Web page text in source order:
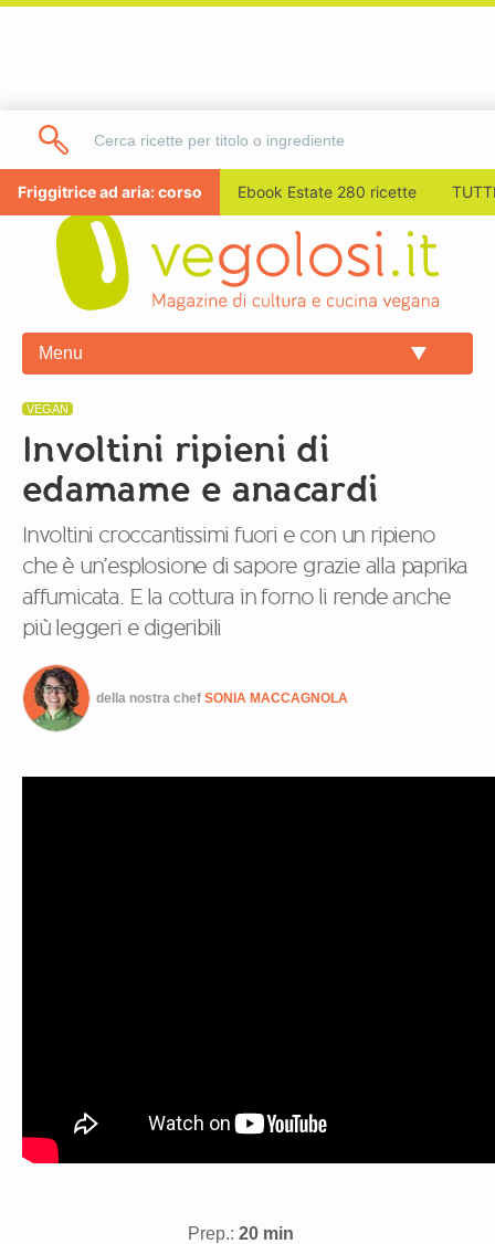
Friggitrice ad aria: corso Ebook Estate 280 ricette
Menu
VEGAN
Involtini ripieni di
edamame e anacardi
Involtini croccantissimi fuori e con un ripieno
che è un’esplosione di sapore grazie alla paprika
affumicata. E la cottura in forno li rende anche
più leggeri e digeribili
della nostra chef SONIA MACCAGNOLA
Prep.: 20 min